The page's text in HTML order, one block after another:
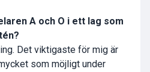
A och O i ett lag som
Det viktigaste för mig är
som möjligt under